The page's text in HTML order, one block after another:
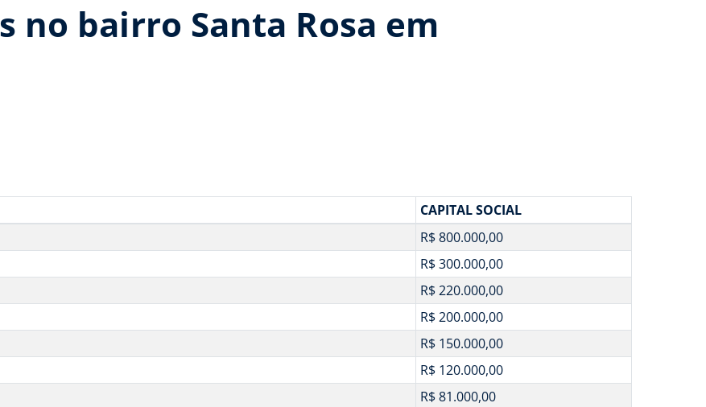
no bairro Santa Rosa em
CAPITAL SOCIAL
R$ 800.000,00
R$ 300.000,00
R$ 220.000,00
R$ 200.000,00
R$ 150.000,00
R$ 120.000,00
R$ 81.000,00